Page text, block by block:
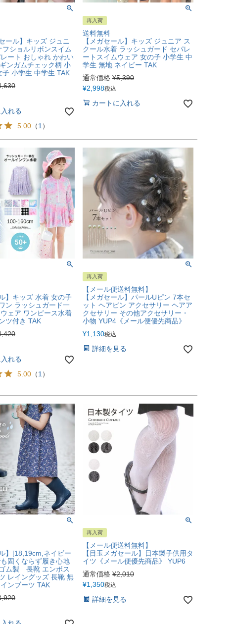
ール】キッズ ジュニ
フショルリボンスイム
ート おしゃれ かわい
ンガムチェック柄 小
子 小学生 中学生 TAK
れる
5.00 （1 ）
再入荷
送料無料
【メガセール】キッズ ジュニア ス
クール水着 ラッシュガード セパレ
ートスイムウェア 女の子 小学生 中
学生 無地 ネイビー TAK
通常価格 ¥5,390
¥2,998税込
カートに入れる
】キッズ 水着 女の子
ン ラッシュガード一
ェア ワンピース水着
ツ付き TAK
れる
5.00 （1 ）
再入荷
【メール便送料無料】
【メガセール】パールUピン 7本セ
ット ヘアピン アクセサリー ヘアア
クセサリー その他アクセサリー・
小物 YUP4《メール便優先商品》
¥1,130税込
詳細を見る
】[18,19cm,ネイビー
固くならず履き心地
ム製 長靴 エンボス
レイングッズ 長靴 無
ンブーツ TAK
再入荷
【メール便送料無料】
【目玉メガセール】日本製子供用タ
イツ《メール便優先商品》 YUP6
通常価格 ¥2,010
¥1,350税込
詳細を見る